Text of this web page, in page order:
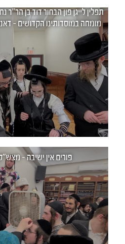
תפלין לייגן פון הבחור דוד בן הר"ר
מומחה במוסדותינו הקדושים -
פורים אין ישיבה -